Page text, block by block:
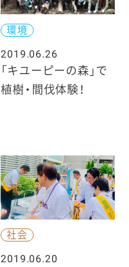
環境
2019.06.26
「キユーピーの森」で
植樹・間伐体験！
社会
2019.06.20